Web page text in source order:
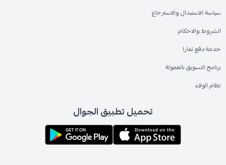
سياسة الاستبدال والاسترجاع
الشروط والاحكام
خدمة دفع تمارا
برنامج التسويق بالعمولة
نظام الولاء
تحميل تطبيق الجوال